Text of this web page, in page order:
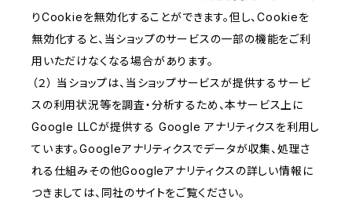
りCookieを無効化することができます。但し、Cookieを
無効化すると、当ショップのサービスの一部の機能をご利
用いただけなくなる場合があります。
（２） 当ショップは、当ショップサービスが提供するサービ
スの利用状況等を調査・分析するため、本サービス上に
Google LLCが提供する Google アナリティクスを利用し
ています。Googleアナリティクスでデータが収集、処理さ
れる仕組みその他Googleアナリティクスの詳しい情報に
つきましては、同社のサイトをご覧ください。